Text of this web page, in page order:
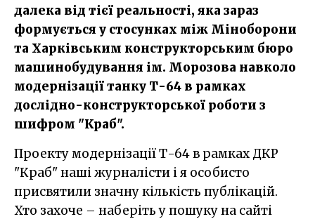
далека від тієї реальності, яка зараз
формується у стосунках між Міноборони
та Харківським конструкторським бюро
машинобудування ім. Морозова навколо
модернізації танку Т-64 в рамках
дослідно-конструкторської роботи з
шифром "Краб".
Проекту модернізації Т-64 в рамках ДКР
"Краб" наші журналісти і я особисто
присвятили значну кількість публікацій.
Хто захоче – наберіть у пошуку на сайті